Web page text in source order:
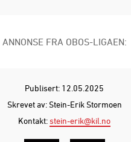
ANNONSE FRA OBOS-LIGAEN:
Publisert: 12.05.2025
Skrevet av: Stein-Erik Stormoen
Kontakt: stein-erik@kil.no